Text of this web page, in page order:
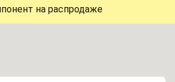
на распродаже